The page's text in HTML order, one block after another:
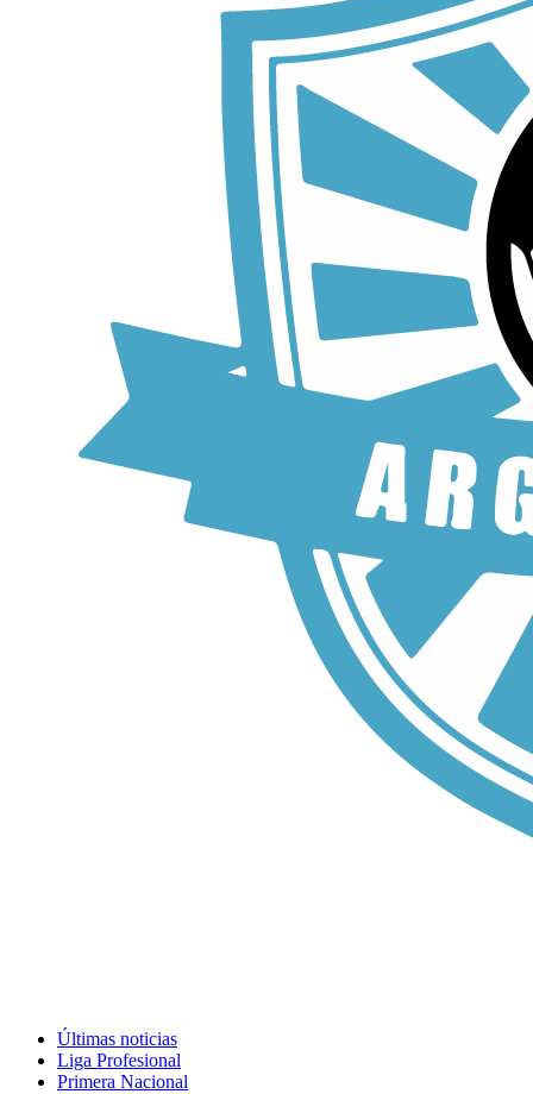
Últimas noticias
Liga Profesional
Primera Nacional